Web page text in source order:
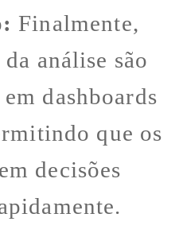
Finalmente,
análise são
dashboards
que os
decisões